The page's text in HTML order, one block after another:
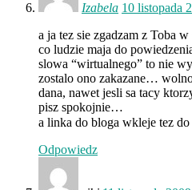
Izabela 10 listopada
a ja tez sie zgadzam z Toba
co ludzie maja do
slowa “wirtualnego” to nie
zostalo ono zakazane…
dana, nawet jesli sa tacy
pisz spokojnie…
a linka do bloga wkleje tez
Odpowiedz